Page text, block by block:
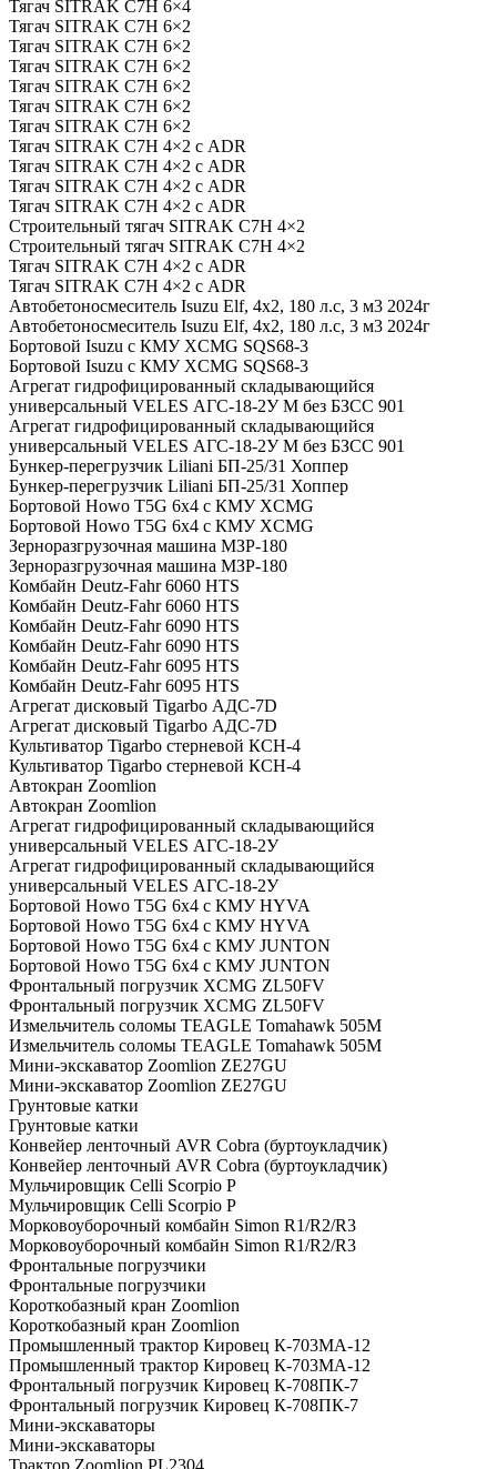
Тягач SITRAK C7H 6×4
Тягач SITRAK C7H 6×2
Тягач SITRAK C7H 6×2
Тягач SITRAK C7H 6×2
Тягач SITRAK C7H 6×2
Тягач SITRAK C7H 6×2
Тягач SITRAK C7H 6×2
Тягач SITRAK C7H 4×2 с ADR
Тягач SITRAK C7H 4×2 с ADR
Тягач SITRAK C7H 4×2 с ADR
Тягач SITRAK C7H 4×2 с ADR
Строительный тягач SITRAK C7H 4×2
Строительный тягач SITRAK C7H 4×2
Тягач SITRAK C7H 4×2 с ADR
Тягач SITRAK C7H 4×2 с ADR
Автобетоносмеситель Isuzu Elf, 4х2, 180 л.с, 3 м3 2024г
Автобетоносмеситель Isuzu Elf, 4х2, 180 л.с, 3 м3 2024г
Бортовой Isuzu с КМУ XCMG SQS68-3
Бортовой Isuzu с КМУ XCMG SQS68-3
Агрегат гидрофицированный складывающийся
универсальный VELES АГС-18-2У М без БЗСС 901
Агрегат гидрофицированный складывающийся
универсальный VELES АГС-18-2У М без БЗСС 901
Бункер-перегрузчик Liliani БП-25/31 Хоппер
Бункер-перегрузчик Liliani БП-25/31 Хоппер
Бортовой Howo T5G 6х4 c КМУ XCMG
Бортовой Howo T5G 6х4 c КМУ XCMG
Зерноразгрузочная машина МЗР-180
Зерноразгрузочная машина МЗР-180
Комбайн Deutz-Fahr 6060 HTS
Комбайн Deutz-Fahr 6060 HTS
Комбайн Deutz-Fahr 6090 HTS
Комбайн Deutz-Fahr 6090 HTS
Комбайн Deutz-Fahr 6095 HTS
Комбайн Deutz-Fahr 6095 HTS
Агрегат дисковый Tigarbo АДС-7D
Агрегат дисковый Tigarbo АДС-7D
Культиватор Tigarbo стерневой КСН-4
Культиватор Tigarbo стерневой КСН-4
Автокран Zoomlion
Автокран Zoomlion
Агрегат гидрофицированный складывающийся
универсальный VELES АГС-18-2У
Агрегат гидрофицированный складывающийся
универсальный VELES АГС-18-2У
Бортовой Howo T5G 6x4 с КМУ HYVA
Бортовой Howo T5G 6x4 с КМУ HYVA
Бортовой Howo T5G 6x4 с КМУ JUNTON
Бортовой Howo T5G 6x4 с КМУ JUNTON
Фронтальный погрузчик XCMG ZL50FV
Фронтальный погрузчик XCMG ZL50FV
Измельчитель соломы TEAGLE Tomahawk 505M
Измельчитель соломы TEAGLE Tomahawk 505M
Мини-экскаватор Zoomlion ZE27GU
Мини-экскаватор Zoomlion ZE27GU
Грунтовые катки
Грунтовые катки
Конвейер ленточный AVR Cobra (буртоукладчик)
Конвейер ленточный AVR Cobra (буртоукладчик)
Мульчировщик Celli Scorpio P
Мульчировщик Celli Scorpio P
Морковоуборочный комбайн Simon R1/R2/R3
Морковоуборочный комбайн Simon R1/R2/R3
Фронтальные погрузчики
Фронтальные погрузчики
Короткобазный кран Zoomlion
Короткобазный кран Zoomlion
Промышленный трактор Кировец К-703МА-12
Промышленный трактор Кировец К-703МА-12
Фронтальный погрузчик Кировец К-708ПК-7
Фронтальный погрузчик Кировец К-708ПК-7
Мини-экскаваторы
Мини-экскаваторы
Трактор Zoomlion PL2304